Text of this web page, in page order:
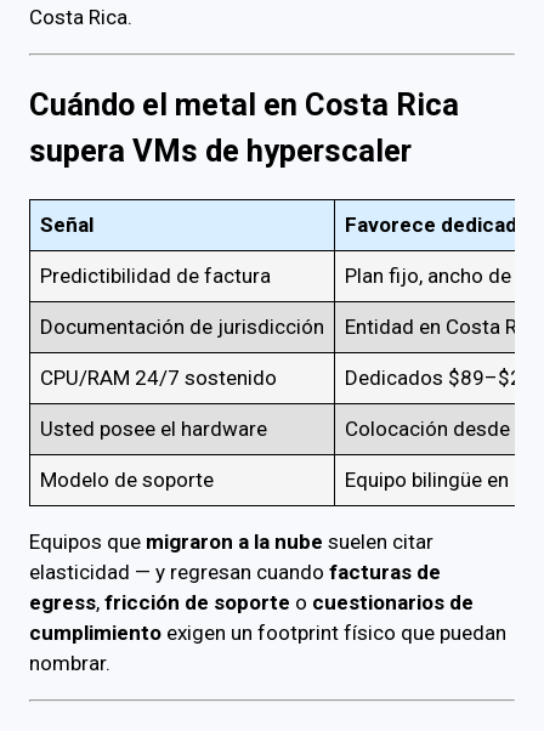
Costa Rica.
Cuándo el metal en Costa Rica
supera VMs de hyperscaler
Señal Favorece dedicado
Predictibilidad de factura Plan fijo, ancho de
Documentación de jurisdicción Entidad en Costa
CPU/RAM 24/7 sostenido Dedicados
Usted posee el hardware Colocación desde
Modelo de soporte Equipo bilingüe en
Equipos que migraron a la nube suelen citar
elasticidad — y regresan cuando facturas de
egress, fricción de soporte o cuestionarios de
cumplimiento exigen un footprint físico que puedan
nombrar.